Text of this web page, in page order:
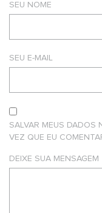
SEU NOME
SEU E-MAIL
SALVAR MEUS DADOS
VEZ QUE EU
DEIXE SUA MENSAGEM